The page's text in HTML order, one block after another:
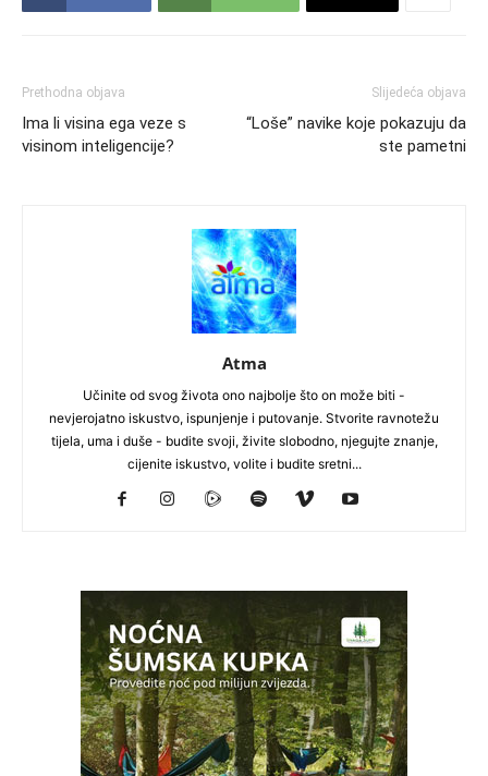
Prethodna objava
Ima li visina ega veze s
visinom inteligencije?
Slijedeća objava
“Loše” navike koje pokazuju da
ste pametni
Atma
Učinite od svog života ono najbolje što on može biti -
nevjerojatno iskustvo, ispunjenje i putovanje. Stvorite ravnotežu
tijela, uma i duše - budite svoji, živite slobodno, njegujte znanje,
cijenite iskustvo, volite i budite sretni...